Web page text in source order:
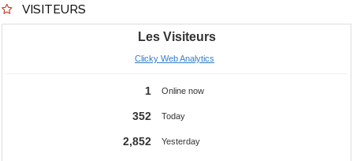
VISITEURS